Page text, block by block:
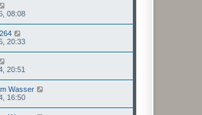
08:08
20:33
20:51
Wasser
16:50